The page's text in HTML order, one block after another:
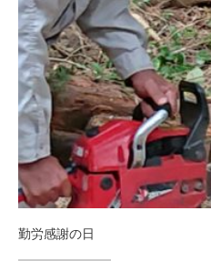
勤労感謝の日